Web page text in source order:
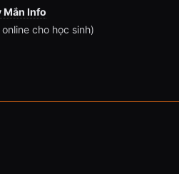
Mắn Info
cho học sinh)